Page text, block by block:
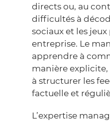
directs ou, au
difficultés à
sociaux et les
entreprise. Le
apprendre à
manière
à structurer les
factuelle et
L’expertise